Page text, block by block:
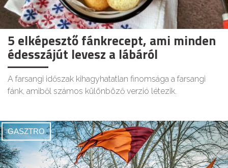
5 elképesztő fánkrecept, ami minden
édesszájút levesz a lábáról
A farsangi időszak kihagyhatatlan finomsága a farsangi
fánk, amiből számos különböző verzió létezik.
GASZTRO